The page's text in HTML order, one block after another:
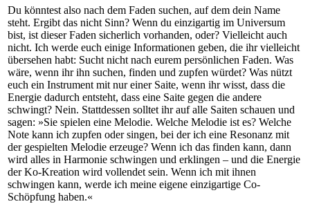
Du könntest also nach dem Faden suchen, auf dem dein Name
steht. Ergibt das nicht Sinn? Wenn du einzigartig im Universum
bist, ist dieser Faden sicherlich vorhanden, oder? Vielleicht auch
nicht. Ich werde euch einige Informationen geben, die ihr vielleicht
übersehen habt: Sucht nicht nach eurem persönlichen Faden. Was
wäre, wenn ihr ihn suchen, finden und zupfen würdet? Was nützt
euch ein Instrument mit nur einer Saite, wenn ihr wisst, dass die
Energie dadurch entsteht, dass eine Saite gegen die andere
schwingt? Nein. Stattdessen solltet ihr auf alle Saiten schauen und
sagen: »Sie spielen eine Melodie. Welche Melodie ist es? Welche
Note kann ich zupfen oder singen, bei der ich eine Resonanz mit
der gespielten Melodie erzeuge? Wenn ich das finden kann, dann
wird alles in Harmonie schwingen und erklingen – und die Energie
der Ko-Kreation wird vollendet sein. Wenn ich mit ihnen
schwingen kann, werde ich meine eigene einzigartige Co-
Schöpfung haben.«